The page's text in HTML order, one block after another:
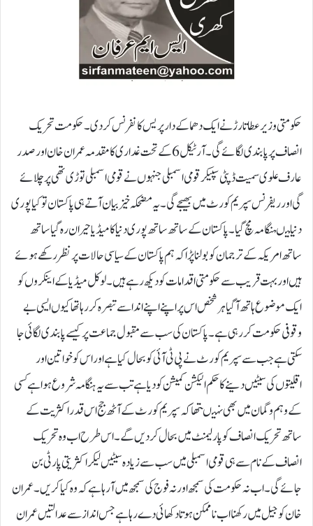
حکومتی وزیر عطا تارڑ نے ایک دھماکے دار پریس کانفرنس کر دی۔ حکومت تحریک
انصاف پر پابندی لگائے گی۔ آرٹیکل 6 کے تحت غداری کا مقدمہ عمران خان اور صدر
عارف علوی سمیت ڈپٹی سپیکر قومی اسمبلی جنہوں نے قومی اسمبلی توڑی تھی پر چلائے
گی اور ریفرنس سپریم کورٹ میں بھیجے گی ۔ یہ مضحکہ خیز بیان آتے ہی پاکستان تو کیا پوری
دنیا میںہنگامہ مچ گیا۔ پاکستان کے ساتھ ساتھ پوری دنیا کا میڈیا حیران رہ گیا ساتھ
ساتھ امریکہ کے ترجمان کو بولنا پڑا کہ ہم پاکستان کے سیاسی حالات پر نظر رکھے ہوئے
ہیں اور بہت قریب سے حکومتی اقدامات کودیکھ رہے ہیں ۔ لوکل میڈیا کے اینکروں کو
ایک موضوع ہاتھ آگیا ہر شخص اس پر اپنے اپنے اندا سے تبصرہ کر رہا تھا کیوں ایسی بے
وقوفی حکومت کررہی ہے۔ پاکستان کی سب سے مقبول جماعت پر کیسے پابندی لگائی جا
سکتی ہے جب سے سپریم کورٹ نے پی ٹی آئی کو بحال کیا ہے اور اس کو خواتین اور
اقلیتوں کی سیٹیں دینے کا حکم الیکشن کمیشن کو دیا ہے تب سے یہ ہنگامہ شروع ہوا ہے کسی
کے وہم و گمان میں بھی نہیںتھا کہ سپریم کورٹ کے آٹھ جج اس قدر اکثریت کے
ساتھ تحریک انصاف کو پارلیمنٹ میں بحال کر دیں گے ۔ اس طرح اب وہ تحریک
انصاف کے نام سے ہی قومی اسمبلی میں سب سے زیادہ سیٹیں لیکر اکثریتی پارٹی بن
جائے گی ۔ اب نہ حکومت کی سمجھ اور نہ فوج کی سمجھ میں آرہا ہے کہ وہ کیا کریں۔ عمران
خان کو جیل میں رکھنا اب ناممکن ہوتا دکھائی دے رہا ہے جس انداز سے عدالتیں عمران